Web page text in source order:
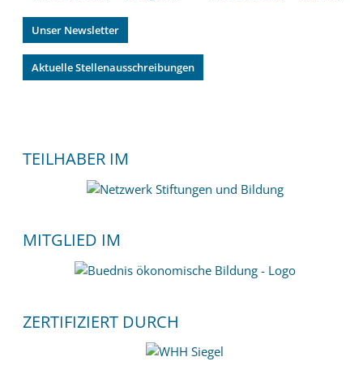
Unser Newsletter
Aktuelle Stellenausschreibungen
TEILHABER IM
MITGLIED IM
ZERTIFIZIERT DURCH